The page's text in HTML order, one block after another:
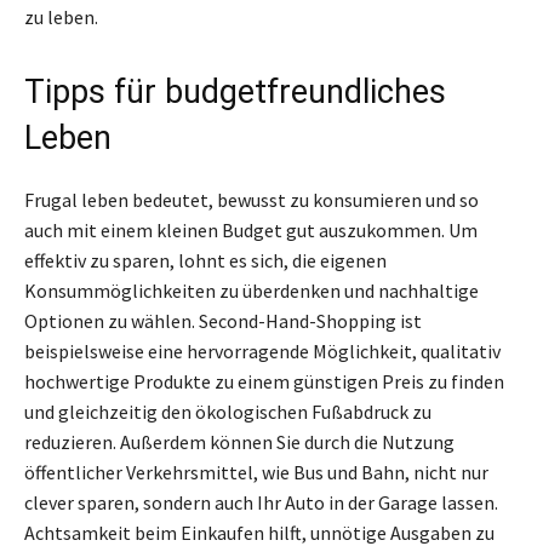
zu leben.
Tipps für budgetfreundliches
Leben
Frugal leben bedeutet, bewusst zu konsumieren und so
auch mit einem kleinen Budget gut auszukommen. Um
effektiv zu sparen, lohnt es sich, die eigenen
Konsummöglichkeiten zu überdenken und nachhaltige
Optionen zu wählen. Second-Hand-Shopping ist
beispielsweise eine hervorragende Möglichkeit, qualitativ
hochwertige Produkte zu einem günstigen Preis zu finden
und gleichzeitig den ökologischen Fußabdruck zu
reduzieren. Außerdem können Sie durch die Nutzung
öffentlicher Verkehrsmittel, wie Bus und Bahn, nicht nur
clever sparen, sondern auch Ihr Auto in der Garage lassen.
Achtsamkeit beim Einkaufen hilft, unnötige Ausgaben zu